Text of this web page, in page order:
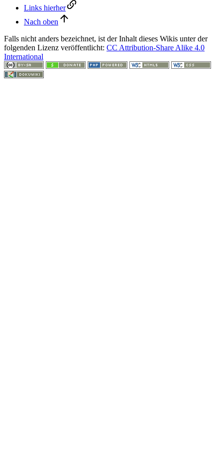
Links hierher
Nach oben
Falls nicht anders bezeichnet, ist der Inhalt dieses Wikis unter der
folgenden Lizenz veröffentlicht: CC Attribution-Share Alike 4.0
International